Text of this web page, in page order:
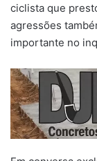
ciclista que
agressões
importante no